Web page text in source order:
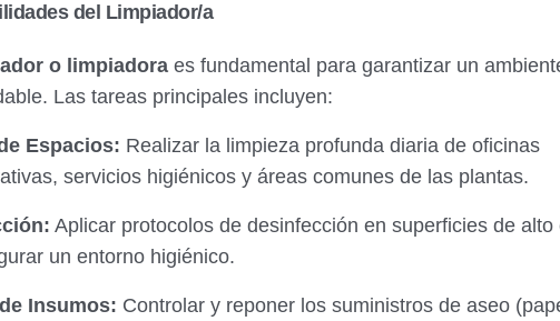
del Limpiador/a
o limpiadora es fundamental para garantizar un
Las tareas principales incluyen:
Espacios: Realizar la limpieza profunda diaria de oficinas
servicios higiénicos y áreas comunes de las plantas.
Aplicar protocolos de desinfección en superficies de alto
un entorno higiénico.
Insumos: Controlar y reponer los suministros de aseo